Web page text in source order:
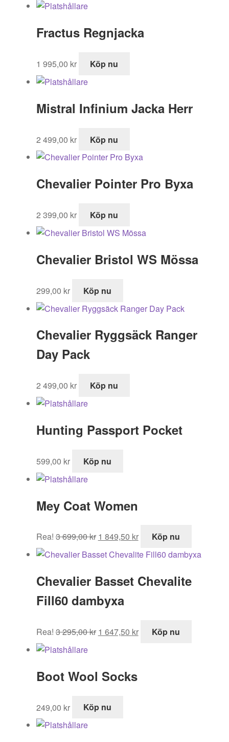
Fractus Regnjacka
1 995,00 kr Köp nu
Mistral Infinium Jacka Herr
2 499,00 kr Köp nu
Chevalier Pointer Pro Byxa
2 399,00 kr Köp nu
Chevalier Bristol WS Mössa
299,00 kr Köp nu
Chevalier Ryggsäck Ranger
Day Pack
2 499,00 kr Köp nu
Hunting Passport Pocket
599,00 kr Köp nu
Mey Coat Women
Rea! 3 699,00kr
ursprungliga
priset
3
699,00 kr.
1 849,50 kr
nuvarande
priset
1
Köp nu
Chevalier Basset Chevalite
Fill60 dambyxa
Rea! 3 295,00kr
ursprungliga
3
1 647,50 kr
nuvarande
Köp nu
Boot Wool Socks
249,00 kr Köp nu